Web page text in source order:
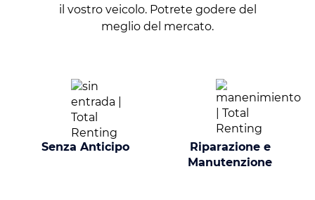
il vostro veicolo. Potrete godere del
meglio del mercato.
Senza Anticipo
Riparazione e
Manutenzione